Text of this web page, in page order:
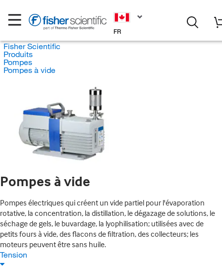
FR
Fisher Scientific
Produits
Pompes
Pompes à vide
Pompes à vide
Pompes électriques qui créent un vide partiel pour l'évaporation
rotative, la concentration, la distillation, le dégazage de solutions, le
séchage de gels, le buvardage, la lyophilisation; utilisées avec de
petits fours à vide, des flacons de filtration, des collecteurs; les
moteurs peuvent être sans huile.
Tension